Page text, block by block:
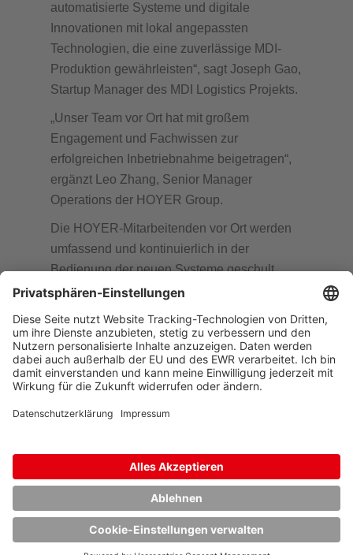
automatisierte Systeme und digitale
Innovationen mit lokal angepassten
Technologien, die eine zuverlässige MDI-
Produktion gewährleisten“, sagt Joseph Gao,
Startup Manager des MDI Logistics Projekts.
„Unser Team vor Ort hat mit großem
Engagement und Fachwissen zur
erfolgreichen Inbetriebnahme beigetragen“,
ergänzt Leo Zhang, Senior Manager
Operations der HOYER Group.
Die HOYER-Mitarbeitenden vor Ort werden
umfassend und kontinuierlich in der
Bedienung der neuen Systeme geschult.
Neben der visuellen Überwachung
Dokumentation, führen Leckageprüfungen
durch und haben in der Aufbauphase die
schrittweise Inbetriebnahme einzelner
Gewerke begleitet. JianJun Fu, Deputy
Production Manager der HOYER Group,
die Inbetriebnahme der neuen Messwarte
waren eine anspruchsvolle Aufgabe. Umso
mehr freuen wir uns, dass die Prozesse nun
stabil laufen und wir unseren Beitrag zu einer
sicheren Versorgung leisten können.“